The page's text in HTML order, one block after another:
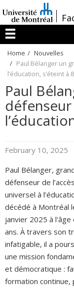
au
contenu
/
Menu
Home
Nouvelles
Paul Bélanger un
l’éducation, s’éteint à
Paul
défenseur
February 10, 2025
Paul Bélanger,
défenseur de l’accès
universel à
décédé à Montréal
janvier 2025 à l'âge
ans. À travers son
infatigable, il a
une mission
et démocratique :
formation continue,